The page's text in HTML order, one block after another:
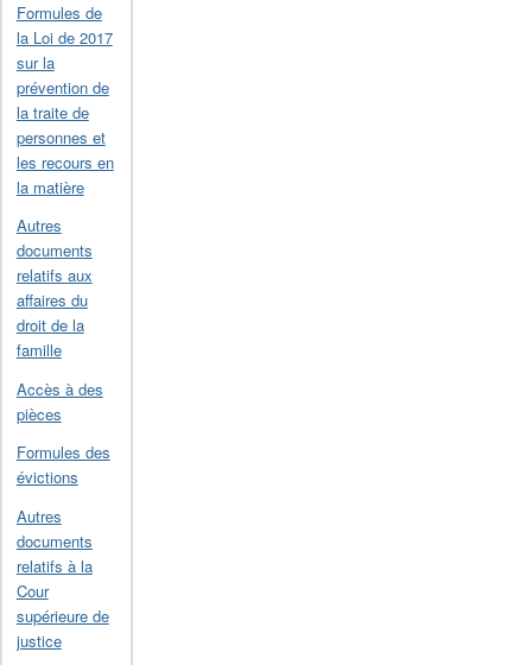
Formules de
la Loi de 2017
sur la
prévention de
la traite de
personnes et
les recours en
la matière
Autres
documents
relatifs aux
affaires du
droit de la
famille
Accès à des
pièces
Formules des
évictions
Autres
documents
relatifs à la
Cour
supérieure de
justice